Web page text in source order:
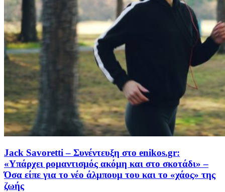
Jack Savoretti – Συνέντευξη στο enikos.gr:
«Υπάρχει ρομαντισμός ακόμη και στο σκοτάδι» –
Όσα είπε για το νέο άλμπουμ του και το «χάος» της
ζωής